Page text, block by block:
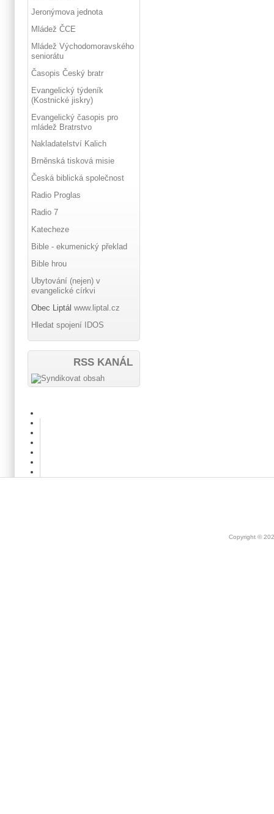
Jeronýmova jednota
Mládež ČCE
Mládež Východomoravského
seniorátu
Časopis Český bratr
Evangelický týdeník
(Kostnické jiskry)
Evangelický časopis pro
mládež Bratrstvo
Nakladatelství Kalich
Brněnská tisková misie
Česká biblická společnost
Radio Proglas
Radio 7
Katecheze
Bible - ekumenický překlad
Bible hrou
Ubytování (nejen) v
evangelické církvi
Obec Liptál www.liptal.cz
Hledat spojení IDOS
RSS KANÁL
Copyright ©